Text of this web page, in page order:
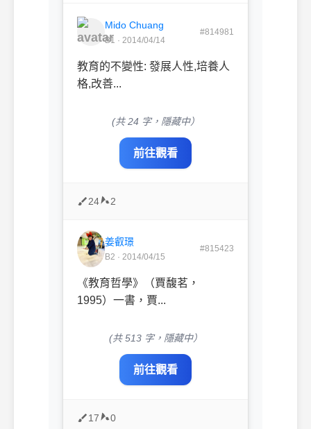
Mido Chuang
B1 · 2014/04/14
#814981
教育的不變性: 發展人性,培養人
格,改善...
(共 24 字，隱藏中）
前往觀看
24 2
姜叡璟
B2 · 2014/04/15
#815423
《教育哲學》（賈馥茗，
1995）一書，賈...
(共 513 字，隱藏中）
前往觀看
17 0